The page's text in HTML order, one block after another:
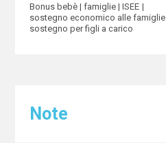
Bonus bebè famiglie
ISEE
sostegno economico alle famiglie
sostegno per figli a carico
Note